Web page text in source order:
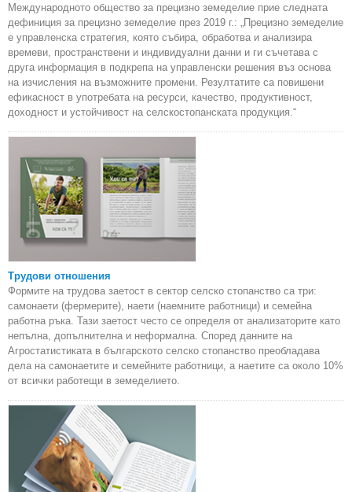
Международното общество за прецизно земеделие прие следната
дефиниция за прецизно земеделие през 2019 г.: „Прецизно земеделие
е управленска стратегия, която събира, обработва и анализира
времеви, пространствени и индивидуални данни и ги съчетава с
друга информация в подкрепа на управленски решения въз основа
на изчисления на възможните промени. Резултатите са повишени
ефикасност в употребата на ресурси, качество, продуктивност,
доходност и устойчивост на селскостопанската продукция.“
Трудови отношения
Формите на трудова заетост в сектор селско стопанство са три:
самонаети (фермерите), наети (наемните работници) и семейна
работна ръка. Тази заетост често се определя от анализаторите като
непълна, допълнителна и неформална. Според данните на
Агростатистиката в българското селско стопанство преобладава
дела на самонаетите и семейните работници, а наетите са около 10%
от всички работещи в земеделието.